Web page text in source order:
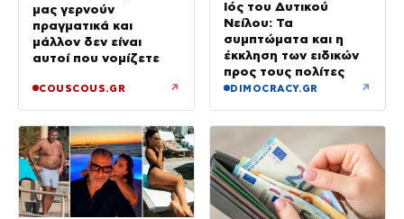
μας γερνούν
πραγματικά και
μάλλον δεν είναι
αυτοί που νομίζετε
COUSCOUS.GR ↗
Ιός του Δυτικού
Νείλου: Τα
συμπτώματα και η
έκκληση των ειδικών
προς τους πολίτες
DIMOCRACY.GR ↗